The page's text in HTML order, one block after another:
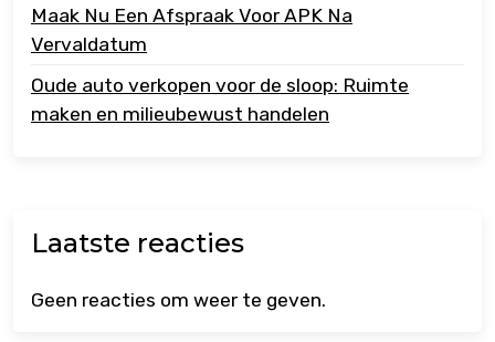
Maak Nu Een Afspraak Voor APK Na
Vervaldatum
Oude auto verkopen voor de sloop: Ruimte
maken en milieubewust handelen
Laatste reacties
Geen reacties om weer te geven.